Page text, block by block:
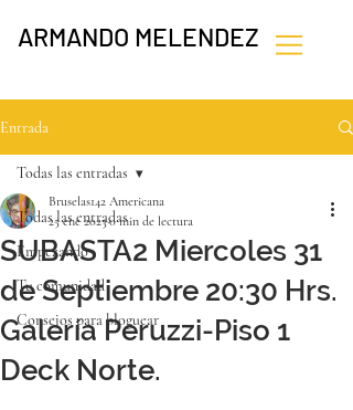
ARMANDO MELENDEZ
Entrada
Todas las entradas
Empezando
Tu comunidad
Consejos para bloguear
Todas las entradas
SUBASTA2 Miercoles 31
de Septiembre 20:30 Hrs.
Galería Peruzzi-Piso 1
Deck Norte.
Bruselas142 Americana
25 ene 20230 min de lectura